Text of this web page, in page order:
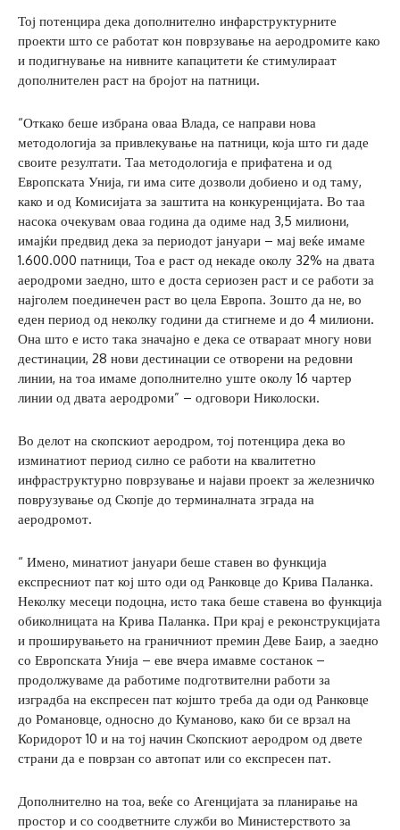
Тој потенцира дека дополнително инфарструктурните
проекти што се работат кон поврзување на аеродромите како
и подигнување на нивните капацитети ќе стимулираат
дополнителен раст на бројот на патници.
“Откако беше избрана оваа Влада, се направи нова
методологија за привлекување на патници, која што ги даде
своите резултати. Таа методологија е прифатена и од
Европската Унија, ги има сите дозволи добиено и од таму,
како и од Комисијата за заштита на конкуренцијата. Во таа
насока очекувам оваа година да одиме над 3,5 милиони,
имајќи предвид дека за периодот јануари – мај веќе имаме
1.600.000 патници, Тоа е раст од некаде околу 32% на двата
аеродроми заедно, што е доста сериозен раст и се работи за
најголем поединечен раст во цела Европа. Зошто да не, во
еден период од неколку години да стигнеме и до 4 милиони.
Она што е исто така значајно е дека се отвараат многу нови
дестинации, 28 нови дестинации се отворени на редовни
линии, на тоа имаме дополнително уште околу 16 чартер
линии од двата аеродроми” – одговори Николоски.
Во делот на скопскиот аеродром, тој потенцира дека во
изминатиот период силно се работи на квалитетно
инфраструктурно поврзување и најави проект за железничко
поврузување од Скопје до терминалната зграда на
аеродромот.
“ Имено, минатиот јануари беше ставен во функција
експресниот пат кој што оди од Ранковце до Крива Паланка.
Неколку месеци подоцна, исто така беше ставена во функција
обиколницата на Крива Паланка. При крај е реконструкцијата
и проширувањето на граничниот премин Деве Баир, а заедно
со Европската Унија – еве вчера имавме состанок –
продолжуваме да работиме подготвителни работи за
изградба на експресен пат којшто треба да оди од Ранковце
до Романовце, односно до Куманово, како би се врзал на
Коридорот 10 и на тој начин Скопскиот аеродром од двете
страни да е поврзан со автопат или со експресен пат.
Дополнително на тоа, веќе со Агенцијата за планирање на
простор и со соодветните служби во Министерството за